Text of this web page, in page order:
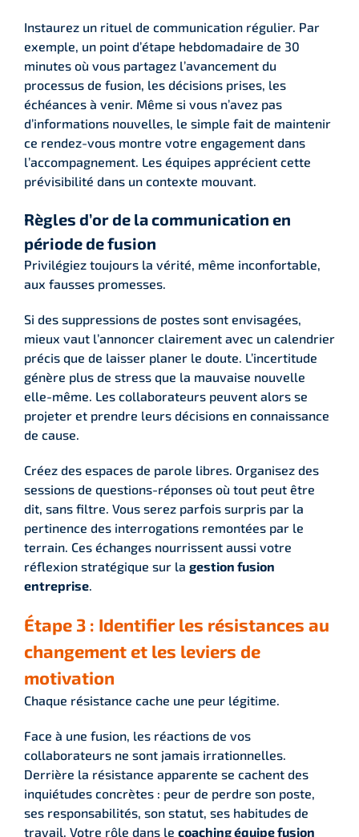
Instaurez un rituel de communication régulier. Par
exemple, un point d’étape hebdomadaire de 30
minutes où vous partagez l’avancement du
processus de fusion, les décisions prises, les
échéances à venir. Même si vous n’avez pas
d’informations nouvelles, le simple fait de maintenir
ce rendez-vous montre votre engagement dans
l’accompagnement. Les équipes apprécient cette
prévisibilité dans un contexte mouvant.
Règles d’or de la communication en
période de fusion
Privilégiez toujours la vérité, même inconfortable,
aux fausses promesses.
Si des suppressions de postes sont envisagées,
mieux vaut l’annoncer clairement avec un calendrier
précis que de laisser planer le doute. L’incertitude
génère plus de stress que la mauvaise nouvelle
elle-même. Les collaborateurs peuvent alors se
projeter et prendre leurs décisions en connaissance
de cause.
Créez des espaces de parole libres. Organisez des
sessions de questions-réponses où tout peut être
dit, sans filtre. Vous serez parfois surpris par la
pertinence des interrogations remontées par le
terrain. Ces échanges nourrissent aussi votre
réflexion stratégique sur la gestion fusion
entreprise
Étape 3 : Identifier les résistances au
changement et les leviers de
motivation
Chaque résistance cache une peur légitime.
Face à une fusion, les réactions de vos
collaborateurs ne sont jamais irrationnelles.
Derrière la résistance apparente se cachent des
inquiétudes concrètes : peur de perdre son poste,
ses responsabilités, son statut, ses habitudes de
travail. Votre rôle dans le coaching équipe fusion